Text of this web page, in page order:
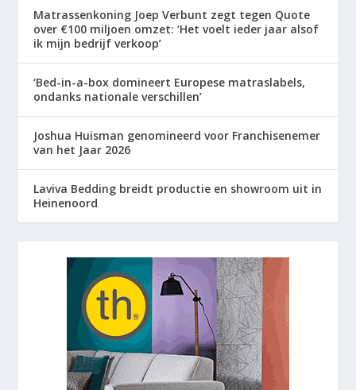
Matrassenkoning Joep Verbunt zegt tegen Quote
over €100 miljoen omzet: ‘Het voelt ieder jaar alsof
ik mijn bedrijf verkoop’
‘Bed-in-a-box domineert Europese matraslabels,
ondanks nationale verschillen’
Joshua Huisman genomineerd voor Franchisenemer
van het Jaar 2026
Laviva Bedding breidt productie en showroom uit in
Heinenoord